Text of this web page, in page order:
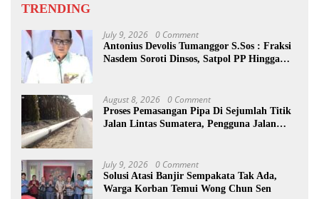
TRENDING
July 9, 2026 0 Comment
Antonius Devolis Tumanggor S.Sos : Fraksi
Nasdem Soroti Dinsos, Satpol PP Hingga
August 8, 2026 0 Comment
Proses Pemasangan Pipa Di Sejumlah Titik
Jalan Lintas Sumatera, Pengguna Jalan
July 9, 2026 0 Comment
Solusi Atasi Banjir Sempakata Tak Ada,
Warga Korban Temui Wong Chun Sen